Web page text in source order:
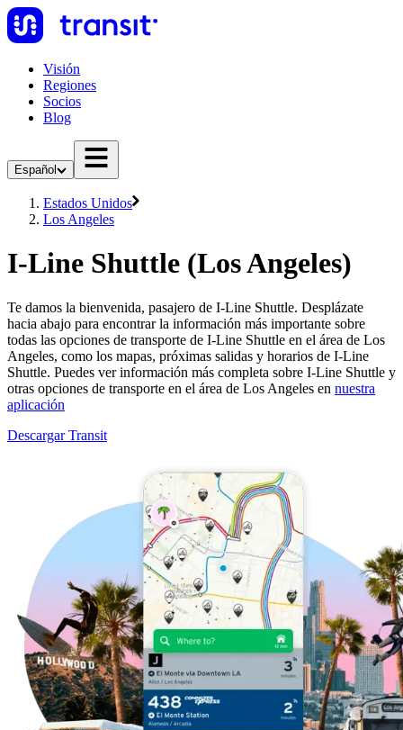
Visión
Regiones
Socios
Blog
Español
Estados Unidos
Los Angeles
I-Line Shuttle (Los Angeles)
Te damos la bienvenida, pasajero de I-Line Shuttle. Desplázate
hacia abajo para encontrar la información más importante sobre
todas las opciones de transporte de I-Line Shuttle en el área de Los
Angeles, como los mapas, próximas salidas y horarios de I-Line
Shuttle. Puedes ver información más completa sobre I-Line Shuttle y
otras opciones de transporte en el área de Los Angeles en nuestra
aplicación
Descargar Transit